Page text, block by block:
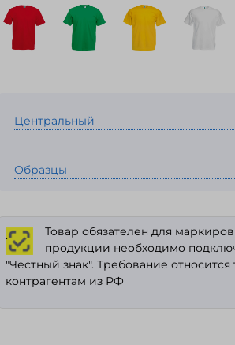
Центральный
Образцы
.
Товар обязателен для
продукции необходимо
"Честный знак". Требование относится
контрагентам из РФ